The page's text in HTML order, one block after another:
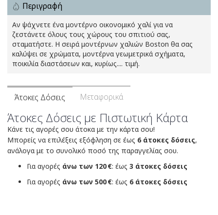
Περιγραφή
Αν ψάχνετε ένα μοντέρνο οικονομικό χαλί για να
ζεστάνετε όλους τους χώρους του σπιτιού σας,
σταματήστε. Η σειρά μοντέρνων χαλιών Boston θα σας
καλύψει σε χρώματα, μοντέρνα γεωμετρικά σχήματα,
ποικιλία διαστάσεων και, κυρίως.... τιμή.
Άτοκες Δόσεις Μεταφορικά
Άτοκες Δόσεις με Πιστωτική Κάρτα
Κάνε τις αγορές σου άτοκα με την κάρτα σου!
Μπορείς να επιλέξεις εξόφληση σε έως 6 άτοκες δόσεις,
ανάλογα με το συνολικό ποσό της παραγγελίας σου.
Για αγορές άνω των 120 €: έως 3 άτοκες δόσεις
Για αγορές άνω των 500 €: έως 6 άτοκες δόσεις